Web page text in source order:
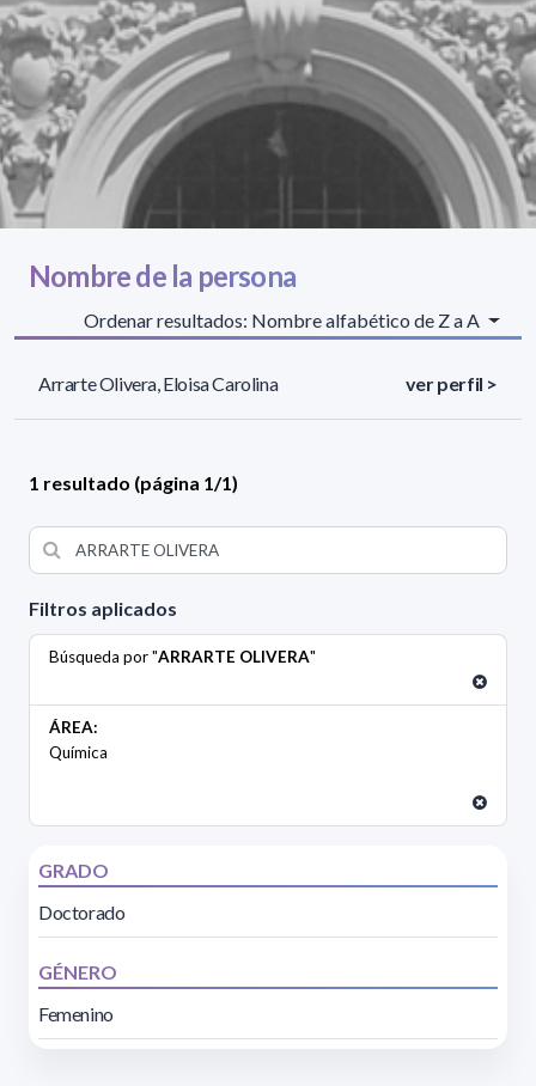
Filtros aplicados
Búsqueda por "ARRARTE OLIVERA"
ÁREA:
Química
GRADO
Doctorado
GÉNERO
Femenino
Nombre de la persona
Ordenar resultados: Nombre alfabético de Z a A
Arrarte Olivera, Eloisa Carolina ver perfil >
1 resultado (página 1/1)